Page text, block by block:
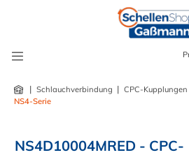
| Schlauchverbindung | CPC-
NS4-Serie
NS4D10004MRED - CPC-